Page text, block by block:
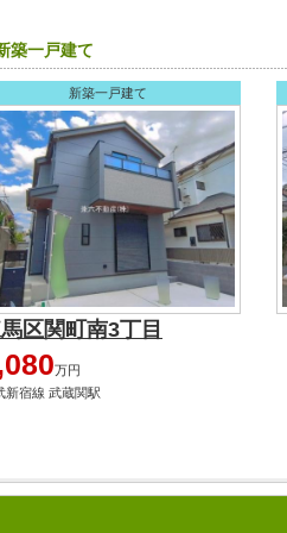
築一戸建て
新築一戸建て
区関町南3丁目
万円
新宿線 武蔵関駅